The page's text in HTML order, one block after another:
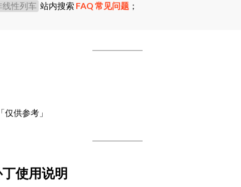
线性列车 站内搜索 FAQ 常见问题；
供参考」
使用说明